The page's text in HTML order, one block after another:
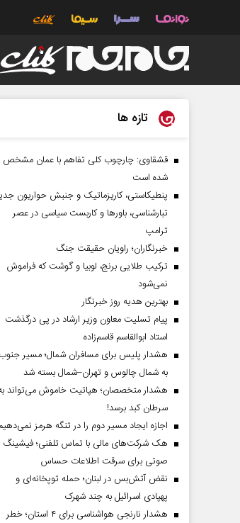
تازه ها
قشقاوی: چارچوب کلی تفاهم با عمان مشخص
شده است
پنطیکاستی، کاریزماتیک و جنبش حواریون
تبارشناسی، باور‌ها و کاربست سیاسی در عصر
ترامپ
خبرنگاران؛ راویان حقیقت جنگ
ترکیب طلایی برنج، لوبیا و گوشت که فراموش
نمی‌شود
بهترین هدیه روز خبرنگار
پیام تسلیت معاون وزیر ارشاد در پی درگذشت
استاد ابوالقاسم قاسم‌زاده
هشدار پلیس برای مسافران شمال؛ مسیر جنوب
به شمال چالوس و تهران–شمال بسته شد
هشدار متخصصان؛ هپاتیت خاموش می‌تواند
سرطان کبد برسد!
اجازه ایجاد مسیر دوم را در تنگه هرمز
هک شرکت‌های مالی با تماس تلفنی؛ فیشینگ
صوتی برای سرقت اطلاعات حساس
نقض آتش‌بس در لبنان؛ حمله توپخانه‌ای و
پهپادی اسرائیل به چند شهرک
هشدار نارنجی هواشناسی برای ۴ استان؛ خطر